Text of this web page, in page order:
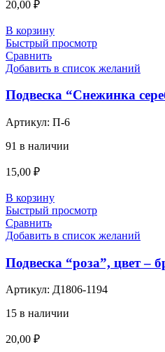
20,00 ₽
В корзину
Быстрый просмотр
Сравнить
Добавить в список желаний
Подвеска “Снежинка
Артикул: П-6
91 в наличии
15,00 ₽
В корзину
Быстрый просмотр
Сравнить
Добавить в список желаний
Подвеска “роза”, цвет –
Артикул: Д1806-1194
15 в наличии
20,00 ₽